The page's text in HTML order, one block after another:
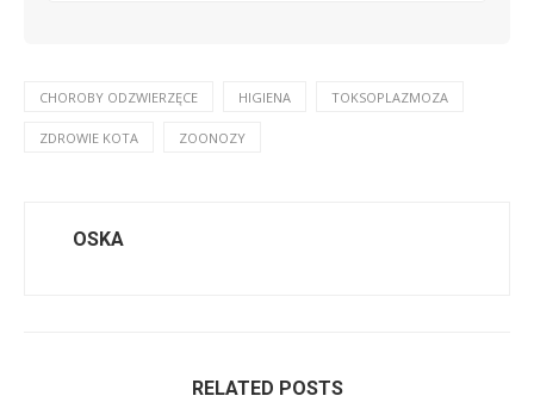
CHOROBY ODZWIERZĘCE HIGIENA TOKSOPLAZMOZA
ZDROWIE KOTA ZOONOZY
OSKA
RELATED POSTS